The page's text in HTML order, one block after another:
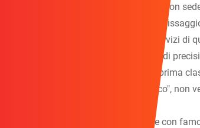
Ningbo Qihong Stainless Steel Co., Ltd. con
lavorazione e produzione di elementi di
qualificati, per fornire ai nostri clienti servizi di
I prodotti principali includono materiali di
Per essere il fornitore professionale di prima
assistenza reciproca, servizio simbiotico",
Qihong ha collaborato profondamente con